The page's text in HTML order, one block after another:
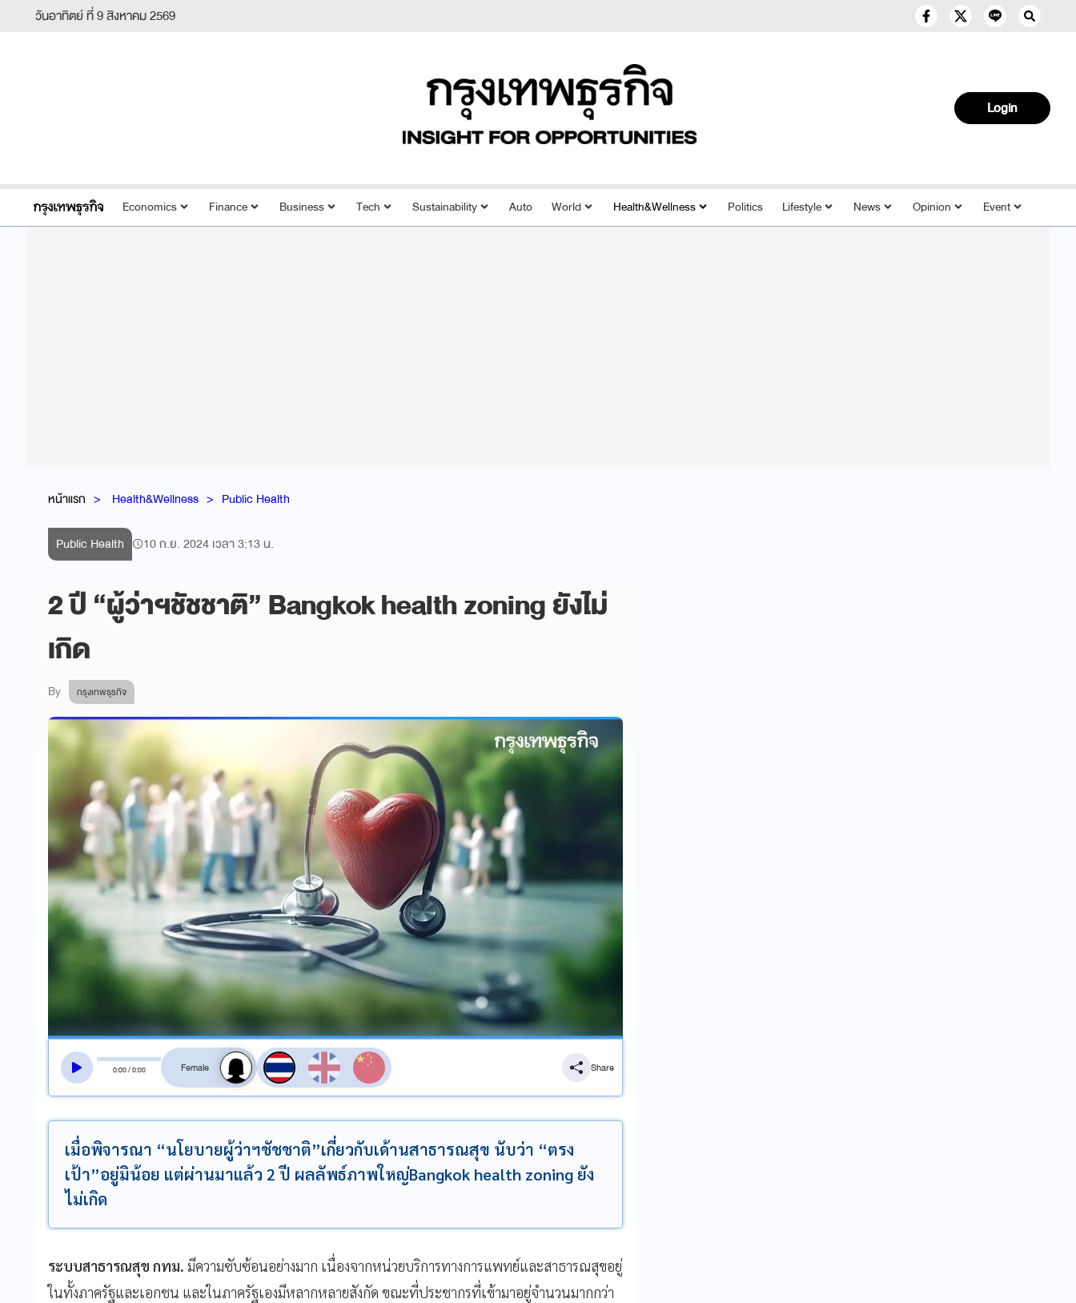
วันอาทิตย์ ที่ 9 สิงหาคม 2569
Login
Economics Finance Business Tech Sustainability Auto World Health&Wellness Politics Lifestyle News Opinion Event
หน้าแรก Health&Wellness Public Health
Public Health 10 ก.ย. 2024 เวลา 3:13 น.
2 ปี “ผู้ว่าฯชัชชาติ” Bangkok health zoning ยังไม่
เกิด
By กรุงเทพธุรกิจ
0:00/0:00
สลับเสียงอ่าน
Share
เมื่อพิจารณา “นโยบายผู้ว่าฯชัชชาติ”เกี่ยวกับเด้านสาธารณสุข นับว่า “ตรง
เป้า”อยู่มิน้อย แต่ผ่านมาแล้ว 2 ปี ผลลัพธ์ภาพใหญ่Bangkok health zoning ยัง
ไม่เกิด
ระบบสาธารณสุข กทม. มีความซับซ้อนอย่างมาก เนื่องจากหน่วยบริการทางการแพทย์และสาธารณสุขอยู่
ในทั้งภาครัฐและเอกชน และในภาครัฐเองมีหลากหลายสังกัด ขณะที่ประชากรที่เข้ามาอยู่จำนวนมากกว่า